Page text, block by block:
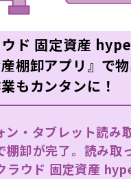
ウド 固定資産
棚卸アプリ』で
もカンタンに！
ン・タブレット読み
棚卸が完了。読み取
ラウド 固定資産